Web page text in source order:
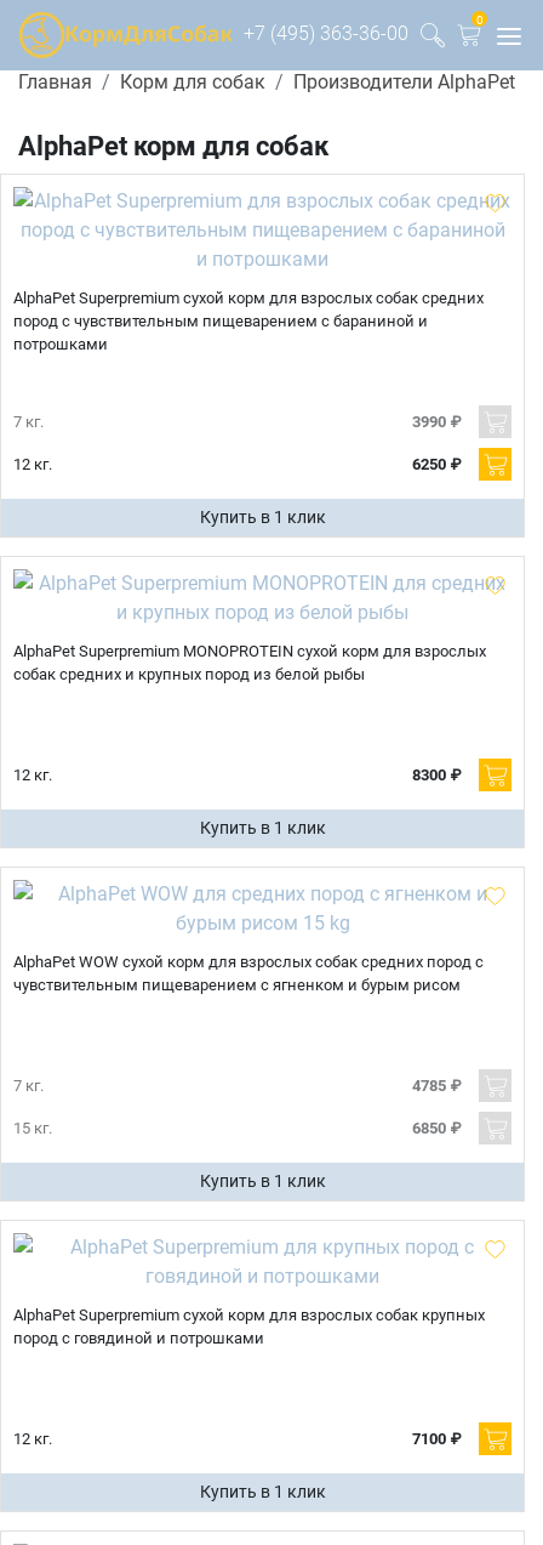
+7 (495) 363-36-00
0
Главная Корм для собак Производители AlphaPet
AlphaPet корм для собак
AlphaPet Superpremium сухой корм для взрослых собак средних
пород с чувствительным пищеварением с бараниной и
потрошками
7 кг. 3990 ₽
12 кг. 6250 ₽
Купить в 1 клик
AlphaPet Superpremium MONOPROTEIN сухой корм для взрослых
собак средних и крупных пород из белой рыбы
12 кг. 8300 ₽
Купить в 1 клик
AlphaPet WOW сухой корм для взрослых собак средних пород с
чувствительным пищеварением с ягненком и бурым рисом
7 кг. 4785 ₽
15 кг. 6850 ₽
Купить в 1 клик
AlphaPet Superpremium сухой корм для взрослых собак крупных
пород с говядиной и потрошками
12 кг. 7100 ₽
Купить в 1 клик